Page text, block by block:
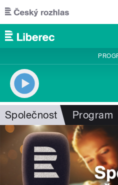
Přejít k hlavnímu obsahu
Společnost Program